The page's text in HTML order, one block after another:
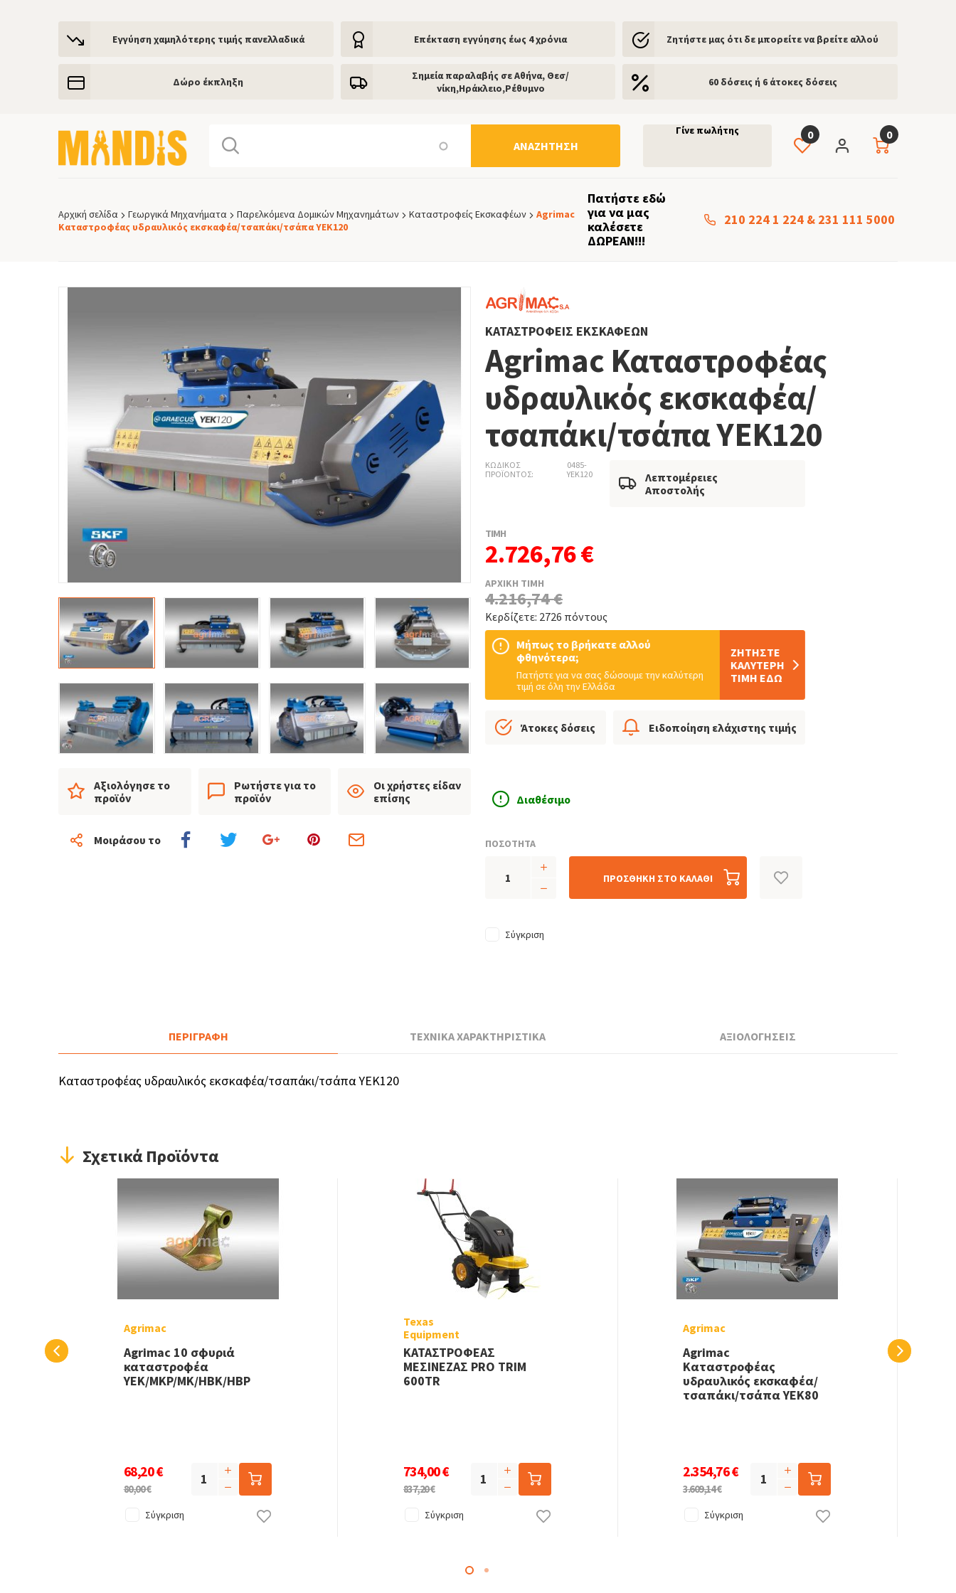
Εγγύηση χαμηλότερης τιμής πανελλαδικά Eπέκταση εγγύησης έως 4 χρόνια Ζητήστε μας ότι δε μπορείτε να βρείτε αλλού
Δώρο έκπληξη
Σημεία παραλαβής σε Αθήνα, Θεσ/
νίκη,Ηράκλειο,Ρέθυμνο
60 δόσεις ή 6 άτοκες δόσεις
0
ΑΝΑΖΉΤΗΣΗ
Γίνε πωλήτης 0
Breadcrumb
Αρχική σελίδα Γεωργικά Μηχανήματα Παρελκόμενα Δομικών Μηχανημάτων Καταστροφείς Εκσκαφέων
Agrimac
Καταστροφέας υδραυλικός εκσκαφέα/τσαπάκι/τσάπα YEK120
Πατήστε εδώ
για να μας
καλέσετε
ΔΩΡΕΑΝ!!!
210 224 1 224 & 231 111 5000
Αξιολόγησε το
προϊόν
Ρωτήστε για το
προϊόν
Οι χρήστες είδαν
επίσης
Μοιράσου το
ΚΑΤΑΣΤΡΟΦΕΊΣ ΕΚΣΚΑΦΈΩΝ
Agrimac Καταστροφέας
υδραυλικός εκσκαφέα/
τσαπάκι/τσάπα YEK120
ΚΩΔΙΚΟΣ
ΠΡΟΪΟΝΤΟΣ
0485-
YEK120
Λεπτομέρειες
Αποστολής
ΤΙΜΗ
2.726,76 €
ΑΡΧΙΚΗ ΤΙΜΗ
4.216,74 €
Κερδίζετε: 2726 πόντους
Μήπως το βρήκατε αλλού
φθηνότερα;
Πατήστε για να σας δώσουμε την καλύτερη
τιμή σε όλη την Ελλάδα
ΖΗΤΗΣTΕ
ΚΑΛΥΤΕΡΗ
ΤΙΜΗ ΕΔΩ
Άτοκες δόσεις Ειδοποίηση ελάχιστης τιμής
Διαθέσιμο
ΠΟΣΟΤΗΤΑ
ΠΡΟΣΘΉΚΗ ΣΤΟ ΚΑΛΆΘΙ
Σύγκριση
ΠΕΡΙΓΡΑΦΗ ΤΕΧΝΙΚΑ ΧΑΡΑΚΤΗΡΙΣΤΙΚΑ ΑΞΙΟΛΟΓΗΣΕΙΣ
Καταστροφέας υδραυλικός εκσκαφέα/τσαπάκι/τσάπα YEK120
Σχετικά Προϊόντα
Agrimac
Agrimac 10 σφυριά
καταστροφέα
YEK/MKP/MK/HBK/HBP
68,20 €
80,00 €
Σύγκριση
Texas
Equipment
ΚΑΤΑΣΤΡΟΦΕΑΣ
ΜΕΣΙΝΕΖΑΣ PRO TRIM
600TR
734,00 €
837,20 €
Σύγκριση
Agrimac
Agrimac
Καταστροφέας
υδραυλικός εκσκαφέα/
τσαπάκι/τσάπα YEK80
2.354,76 €
3.609,14 €
Σύγκριση